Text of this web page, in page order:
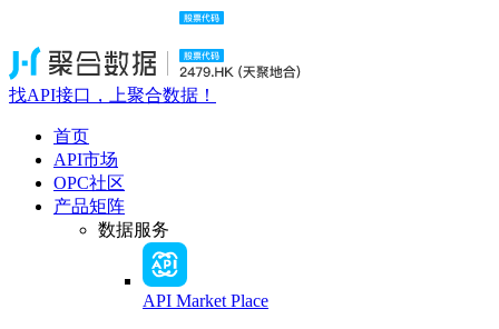
找API接口，上聚合数据！
首页
API市场
OPC社区
产品矩阵
数据服务
API Market Place